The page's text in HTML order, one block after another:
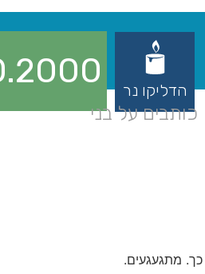
כותבים על בני
הדליקו נר
מתגעגעים.